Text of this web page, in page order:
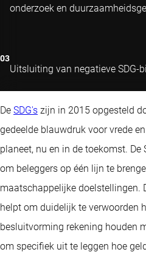
onderzoek en
Uitsluiting van negatieve SDG-
De SDG's zijn in 2015 opgesteld
gedeelde blauwdruk voor vrede
planeet, nu en in de toekomst. De
om beleggers op één lijn te
maatschappelijke doelstellingen.
helpt om duidelijk te verwoorden
besluitvorming rekening houden
om specifiek uit te leggen hoe